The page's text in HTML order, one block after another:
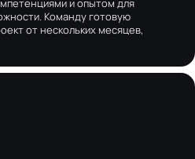
и опытом для
Команду готовую
от нескольких месяцев,